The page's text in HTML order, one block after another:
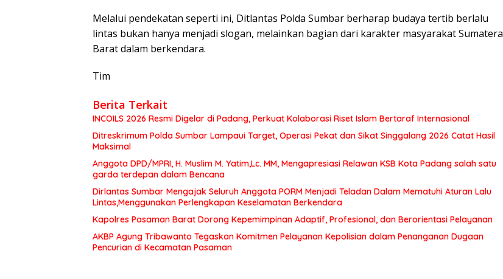
Melalui pendekatan seperti ini, Ditlantas Polda Sumbar berharap budaya tertib berlalu
lintas bukan hanya menjadi slogan, melainkan bagian dari karakter masyarakat Sumatera
Barat dalam berkendara.
Tim
Berita Terkait
INCOILS 2026 Resmi Digelar di Padang, Perkuat Kolaborasi Riset Islam Bertaraf Internasional
Ditreskrimum Polda Sumbar Lampaui Target, Operasi Pekat dan Sikat Singgalang 2026 Catat Hasil
Maksimal
Anggota DPD/MPRI, H. Muslim M. Yatim,Lc. MM, Mengapresiasi Relawan KSB Kota Padang salah satu
garda terdepan dalam Bencana
Dirlantas Sumbar Mengajak Seluruh Anggota PORM Menjadi Teladan Dalam Mematuhi Aturan Lalu
Lintas,Menggunakan Perlengkapan Keselamatan Berkendara
Kapolres Pasaman Barat Dorong Kepemimpinan Adaptif, Profesional, dan Berorientasi Pelayanan
AKBP Agung Tribawanto Tegaskan Komitmen Pelayanan Kepolisian dalam Penanganan Dugaan
Pencurian di Kecamatan Pasaman